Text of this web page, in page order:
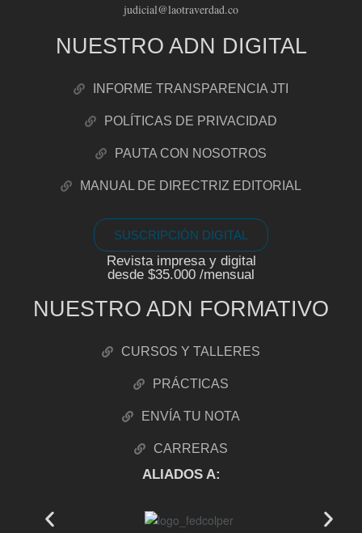
judicial@laotraverdad.co
NUESTRO ADN DIGITAL
INFORME TRANSPARENCIA JTI
POLÍTICAS DE PRIVACIDAD
PAUTA CON NOSOTROS
MANUAL DE DIRECTRIZ EDITORIAL
SUSCRIPCIÓN DIGITAL
Revista impresa y digital
desde $35.000 /mensual
NUESTRO ADN FORMATIVO
CURSOS Y TALLERES
PRÁCTICAS
ENVÍA TU NOTA
CARRERAS
ALIADOS A: